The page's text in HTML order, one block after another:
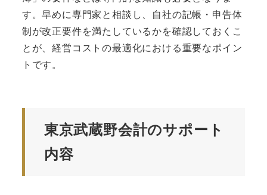
す。早めに専門家と相談し、自社の記帳・申告体
制が改正要件を満たしているかを確認しておくこ
とが、経営コストの最適化における重要なポイン
トです。
東京武蔵野会計のサポート
内容